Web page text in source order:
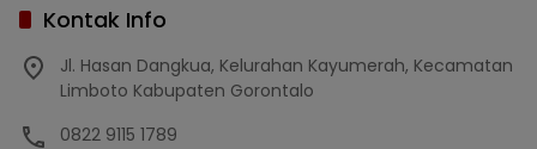
Kontak Info
Jl. Hasan Dangkua, Kelurahan Kayumerah, Kecamatan
Limboto Kabupaten Gorontalo
0822 9115 1789